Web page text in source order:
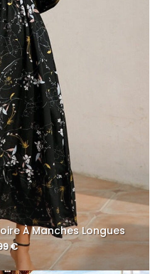
À Manches Longues
€